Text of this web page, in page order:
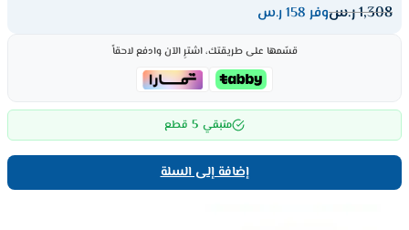
1,308ر.سوفر 158 ر.س
قسّمها على طريقتك، اشترِ الآن وادفع لاحقاً
متبقي 5 قطع
إضافة إلى السلة